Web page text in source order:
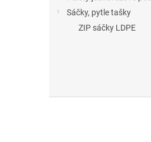
Sáčky, pytle tašky
ZIP sáčky LDPE